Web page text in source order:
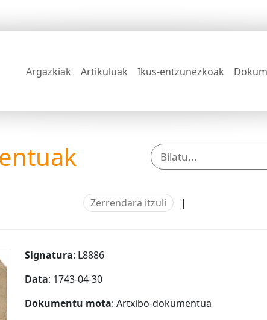
Argazkiak Artikuluak Ikus-entzunezkoak
Zerrendara itzuli |
Signatura: L8886
Data: 1743-04-30
Dokumentu mota: Artxibo-dokumentua